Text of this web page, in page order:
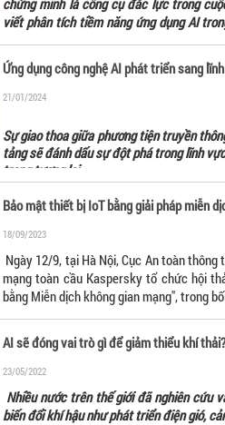
chứng minh là công cụ đắc lực trong
viết phân tích tiềm năng ứng dụng AI
giao thông, góp phần thúc đẩy quá trình
Ứng dụng công nghệ AI phát triển sang
21/01/2024
Sự giao thoa giữa phương tiện truyền
tảng sẽ đánh dấu sự đột phá trong lĩnh
trong tương lai.
Bảo mật thiết bị IoT bằng giải pháp miễn
18/09/2023
Ngày 12/9, tại Hà Nội, Cục An toàn
mạng toàn cầu Kaspersky tổ chức hội
bằng Miễn dịch không gian mạng", trong
phổ biến của các thiết bị IoT. Hoạt động
hai bên.
AI sẽ đóng vai trò gì để giảm thiểu khí thải?
23/05/2022
Nhiều nước trên thế giới đã nghiên cứu
biến đổi khí hậu như phát triển điện gió,